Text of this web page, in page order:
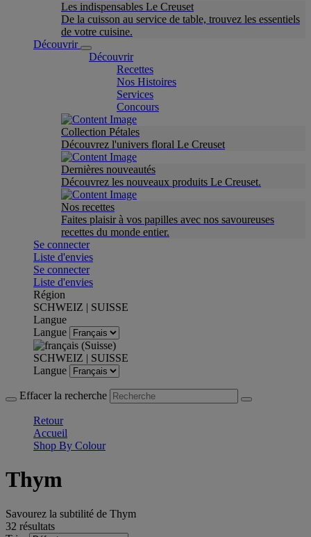
Les indispensables Le Creuset
De la cuisson au service de table, trouvez les essentiels
de votre cuisine.
Découvrir
Découvrir
Recettes
Nos Histoires
Services
Concours
Collection Pétales
Découvrez l'univers floral Le Creuset
Dernières nouveautés
Découvrez les nouveaux produits Le Creuset.
Nos recettes
Faites plaisir à vos papilles avec nos savoureuses
recettes du monde entier.
Se connecter
Liste d'envies
Se connecter
Liste d'envies
Région
SCHWEIZ | SUISSE
Langue
Langue
SCHWEIZ | SUISSE
Langue
Effacer la recherche
Retour
Accueil
Shop By Colour
Thym
Savourez la subtilité de Thym
32 résultats